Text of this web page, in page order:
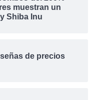
muestran un
Shiba Inu
de precios